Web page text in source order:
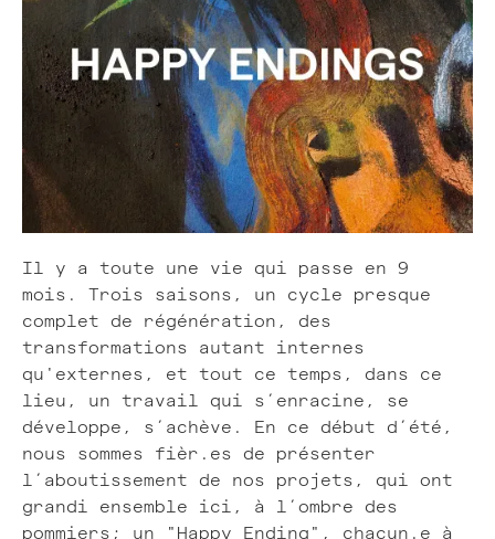
Il y a toute une vie qui passe en 9
mois. Trois saisons, un cycle presque
complet de régénération, des
transformations autant internes
qu'externes, et tout ce temps, dans ce
lieu, un travail qui s’enracine, se
développe, s’achève. En ce début d’été,
nous sommes fièr.es de présenter
l’aboutissement de nos projets, qui ont
grandi ensemble ici, à l’ombre des
pommiers; un "Happy Ending", chacun.e à